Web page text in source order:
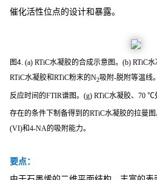
催化活性位点的设计和暴露。
图4. (a) RTiC水凝胶的合成示意图。(b) RTiC
RTiC水凝胶和RTiC粉末的N2吸附-脱附等温线
反应时间的FTIR谱图。(g) RTiC水凝胶、70 ℃
存在的条件下制备得到的RTiC水凝胶的拉曼
(VI)和4-NA的吸附能力。
要点：